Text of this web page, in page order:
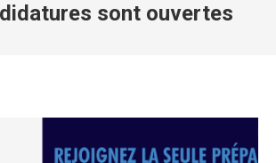
sont ouvertes